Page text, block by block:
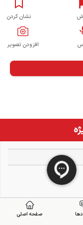
نشان کردن
افزودن تصویر
صفحه اصلی